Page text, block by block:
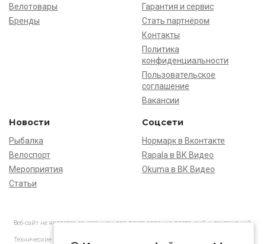
Велотовары
Бренды
Гарантия и сервис
Стать партнёром
Контакты
Политика
конфиденциальности
Пользовательское
соглашение
Вакансии
Новости
Рыбалка
Велоспорт
Мероприятия
Статьи
Соцсети
Нормарк в Вконтакте
Rapala в ВК Видео
Okuma в ВК Видео
Веб-сайт не является основанием для предъявления претензий и рекламаций,
Технические характеристики товаров могут отличаться от указанных на сайте.